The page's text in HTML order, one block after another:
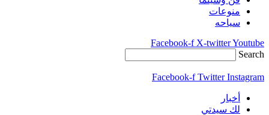
منوعات
سياحه
Facebook-f X-twitterYoutube
Search
Facebook-f Twitter Instagram
أخبار
لك سيدتي